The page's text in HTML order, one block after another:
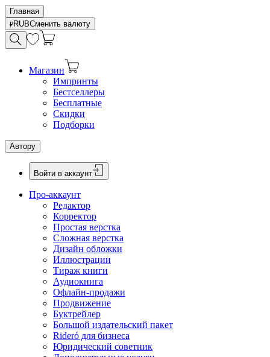
Главная
RUBСменить валюту
Магазин
Импринты
Бестселлеры
Бесплатные
Скидки
Подборки
Автору
Войти в аккаунт
Про-аккаунт
Редактор
Корректор
Простая верстка
Сложная верстка
Дизайн обложки
Иллюстрации
Тираж книги
Аудиокнига
Офлайн-продажи
Продвижение
Буктрейлер
Большой издательский пакет
Rideró для бизнеса
Юридический советник